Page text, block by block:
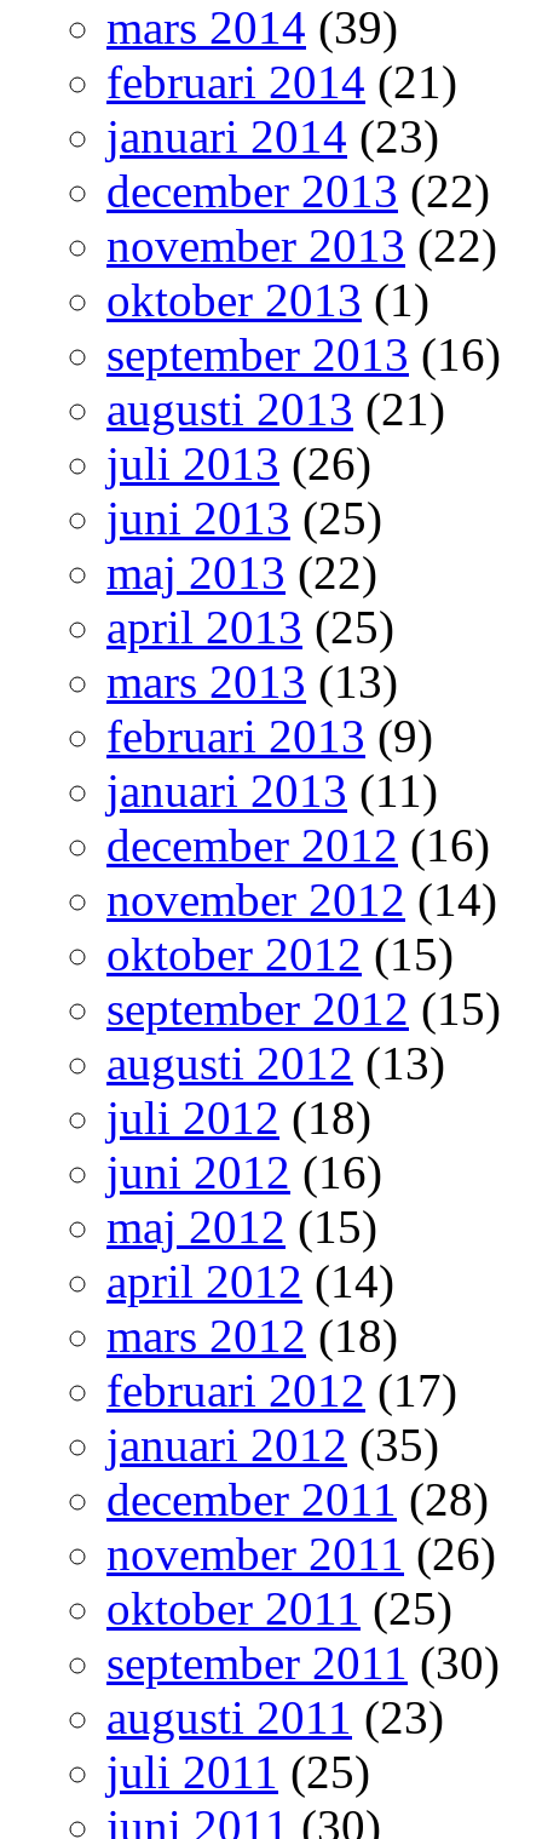
mars 2014 (39)
februari 2014 (21)
januari 2014 (23)
december 2013 (22)
november 2013 (22)
oktober 2013 (1)
september 2013 (16)
augusti 2013 (21)
juli 2013 (26)
juni 2013 (25)
maj 2013 (22)
april 2013 (25)
mars 2013 (13)
februari 2013 (9)
januari 2013 (11)
december 2012 (16)
november 2012 (14)
oktober 2012 (15)
september 2012 (15)
augusti 2012 (13)
juli 2012 (18)
juni 2012 (16)
maj 2012 (15)
april 2012 (14)
mars 2012 (18)
februari 2012 (17)
januari 2012 (35)
december 2011 (28)
november 2011 (26)
oktober 2011 (25)
september 2011 (30)
augusti 2011 (23)
juli 2011 (25)
juni 2011 (30)